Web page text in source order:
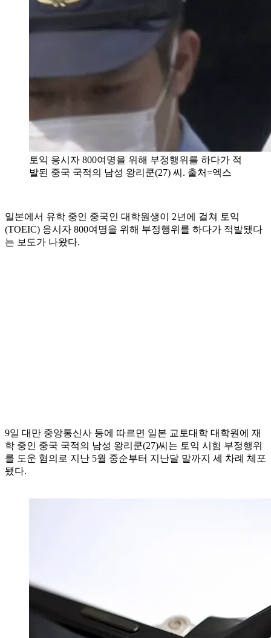
토익 응시자 800여명을 위해 부정행위를 하다가 적
발된 중국 국적의 남성 왕리쿤(27) 씨. 출처=엑스
일본에서 유학 중인 중국인 대학원생이 2년에 걸쳐 토익
(TOEIC) 응시자 800여명을 위해 부정행위를 하다가 적발됐다
는 보도가 나왔다.
9일 대만 중앙통신사 등에 따르면 일본 교토대학 대학원에 재
학 중인 중국 국적의 남성 왕리쿤(27)씨는 토익 시험 부정행위
를 도운 혐의로 지난 5월 중순부터 지난달 말까지 세 차례 체포
됐다.